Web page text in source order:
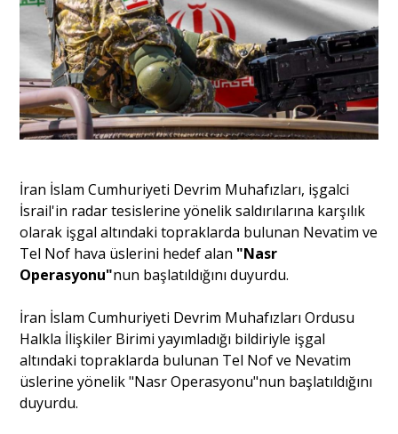
Dünya
Yorum - Analiz
Yazı Dizisi
Portre
Yazarlar
İran İslam Cumhuriyeti Devrim Muhafızları, işgalci
İsrail'in radar tesislerine yönelik saldırılarına karşılık
olarak işgal altındaki topraklarda bulunan Nevatim ve
Tel Nof hava üslerini hedef alan "Nasr
Operasyonu"nun başlatıldığını duyurdu.
İran İslam Cumhuriyeti Devrim Muhafızları Ordusu
Halkla İlişkiler Birimi yayımladığı bildiriyle işgal
altındaki topraklarda bulunan Tel Nof ve Nevatim
üslerine yönelik "Nasr Operasyonu"nun başlatıldığını
duyurdu.